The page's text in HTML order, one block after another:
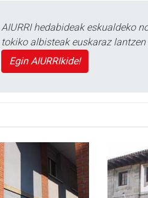
AIURRI hedabideak eskualdeko
tokiko albisteak euskaraz
Egin AIURRIkide!